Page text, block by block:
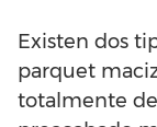
Existen dos
parquet
totalmente